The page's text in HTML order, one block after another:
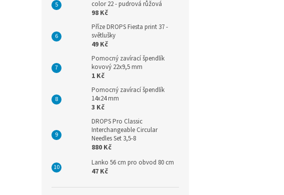
color 22 - pudrová růžová
98 Kč
Příze DROPS Fiesta print 37 -
světlušky
49 Kč
Pomocný zavírací špendlík
kovový 22x9,5 mm
1 Kč
Pomocný zavírací špendlík
14x24 mm
3 Kč
DROPS Pro Classic
Interchangeable Circular
Needles Set 3,5-8
880 Kč
Lanko 56 cm pro obvod 80 cm
47 Kč